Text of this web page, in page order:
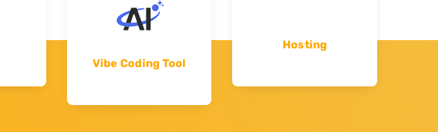
Vibe Coding Tool
Hosting